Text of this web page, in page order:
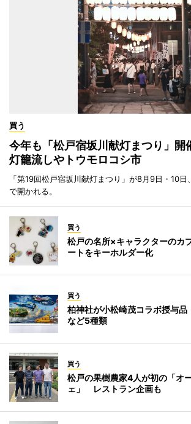
買う
今年も「松戸宿坂川献灯まつり」
灯籠流しやトウモロコシ市
「第19回松戸宿坂川献灯まつり」が8月9日・10
で開かれる。
買う
松戸の名所×キャラクターの
ートをキーホルダー化
買う
柏神社が小松崎茂コラボ授与
など5種類
買う
松戸の果樹農家4人が初の「オ
ェ」 レストラン企画も